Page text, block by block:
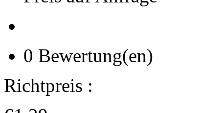
0 Bewertung(en)
Richtpreis :